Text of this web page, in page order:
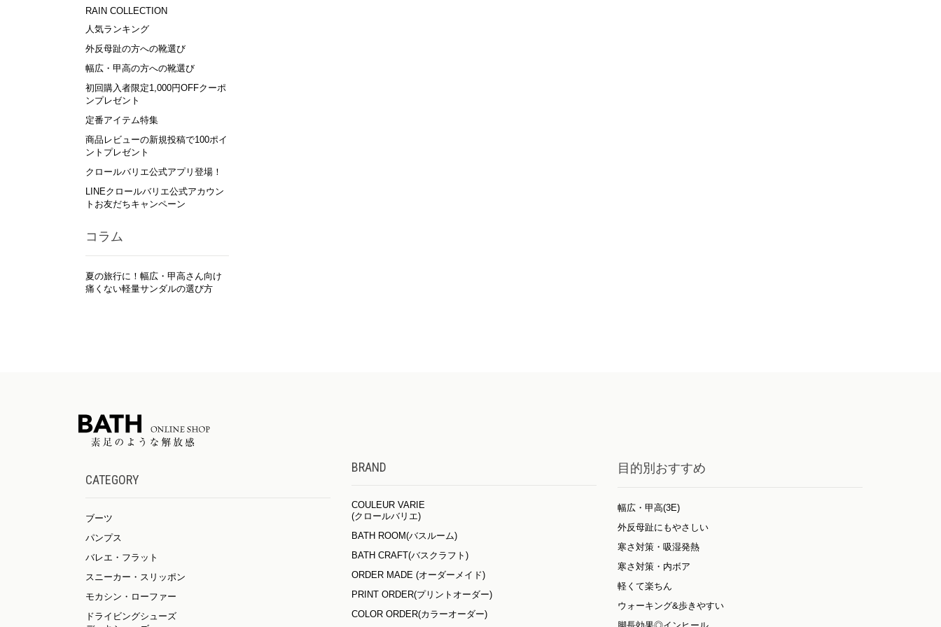
RAIN COLLECTION
人気ランキング
外反母趾の方への靴選び
幅広・甲高の方への靴選び
初回購入者限定1,000円OFFクーポ
ンプレゼント
定番アイテム特集
商品レビューの新規投稿で100ポイ
ントプレゼント
クロールバリエ公式アプリ登場！
LINEクロールバリエ公式アカウン
トお友だちキャンペーン
コラム
夏の旅行に！幅広・甲高さん向け
痛くない軽量サンダルの選び方
CATEGORY
ブーツ
パンプス
バレエ・フラット
スニーカー・スリッポン
モカシン・ローファー
ドライビングシューズ
BRAND
COULEUR VARIE
(クロールバリエ)
BATH ROOM(バスルーム)
BATH CRAFT(バスクラフト)
ORDER MADE (オーダーメイド)
PRINT ORDER(プリントオーダー)
COLOR ORDER(カラーオーダー)
目的別おすすめ
幅広・甲高(3E)
外反母趾にもやさしい
寒さ対策・吸湿発熱
寒さ対策・内ボア
軽くて楽ちん
ウォーキング&歩きやすい